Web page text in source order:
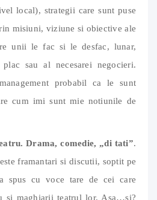
local), strategii care sunt puse
misiuni, viziune si obiective ale
unii le fac si le desfac, lunar,
sau al necesarei negocieri.
probabil ca le sunt
cum imi sunt mie notiunile de
Drama, comedie, „di tati”.
framantari si discutii, soptit pe
spus cu voce tare de cei care
si maghiarii teatrul lor. Asa…si?